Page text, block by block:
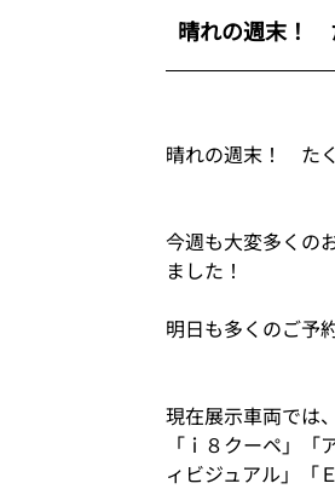
晴れの週末！
晴れの週末！ た
今週も大変多くの
ました！
明日も多くのご予
現在展示車両では
「ｉ８クーペ」
ィビジュアル」「